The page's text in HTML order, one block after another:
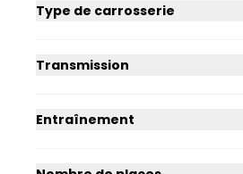
Type de carrosserie
Transmission
Entraînement